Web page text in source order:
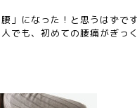
」になった！と思うはずで
でも、初めての腰痛がぎっ